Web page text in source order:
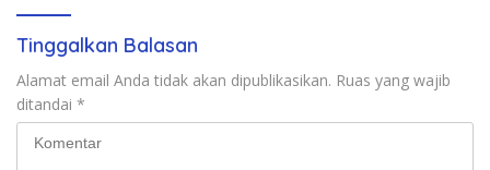
Tinggalkan Balasan
Alamat email Anda tidak akan dipublikasikan. Ruas yang wajib
ditandai *